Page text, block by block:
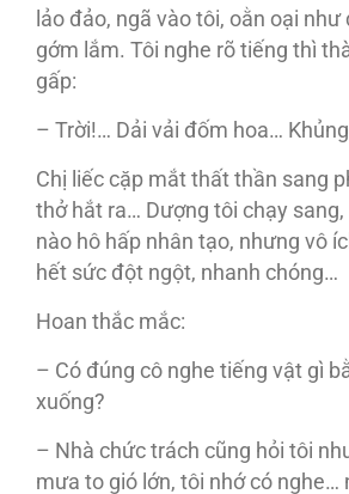
lảo đảo, ngã vào tôi, oằn oại
gớm lắm. Tôi nghe rõ tiếng thì
gấp:
– Trời!… Dải vải đốm hoa…
Chị liếc cặp mắt thất thần sang
thở hắt ra… Dượng tôi chạy
nào hô hấp nhân tạo, nhưng vô
hết sức đột ngột, nhanh chóng…
Hoan thắc mắc:
– Có đúng cô nghe tiếng vật gì
xuống?
– Nhà chức trách cũng hỏi tôi
mưa to gió lớn, tôi nhớ có nghe…